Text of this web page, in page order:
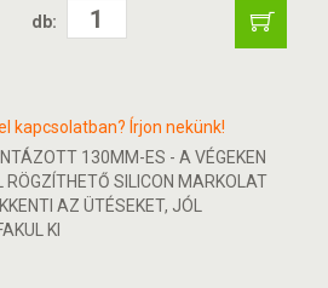
db:
kapcsolatban? Írjon nekünk!
130MM-ES - A VÉGEKEN
RÖGZÍTHETŐ SILICON MARKOLAT
AZ ÜTÉSEKET, JÓL
KI